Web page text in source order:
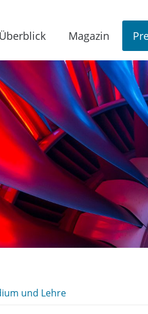
Überblick Magazin
und Lehre